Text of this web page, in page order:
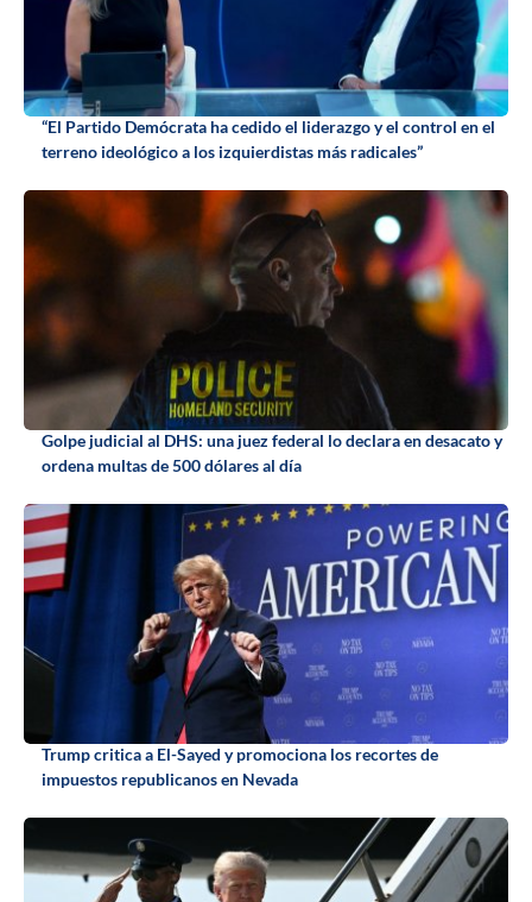
“El Partido Demócrata ha cedido el liderazgo y el control en el
terreno ideológico a los izquierdistas más radicales”
Golpe judicial al DHS: una juez federal lo declara en desacato y
ordena multas de 500 dólares al día
Trump critica a El-Sayed y promociona los recortes de
impuestos republicanos en Nevada